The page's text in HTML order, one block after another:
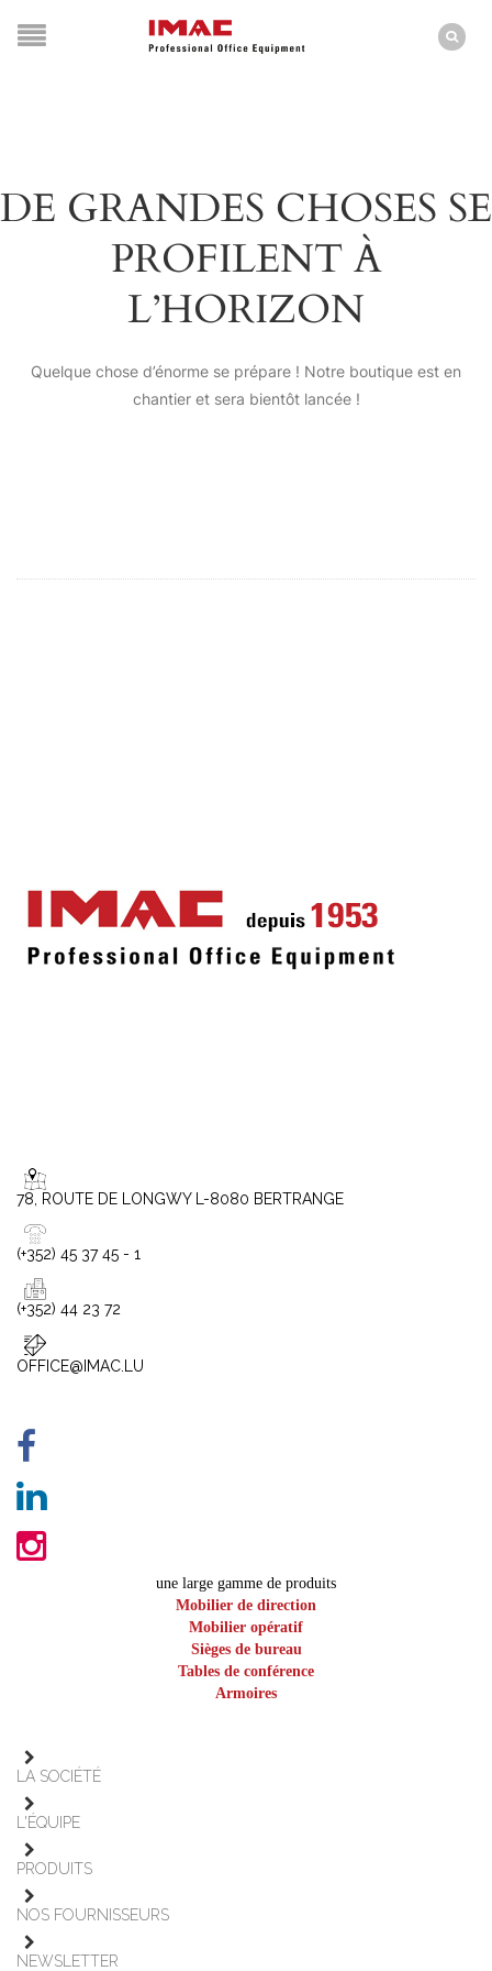
DE GRANDES CHOSES SE
PROFILENT À
L’HORIZON
Quelque chose d’énorme se prépare ! Notre boutique est en
chantier et sera bientôt lancée !
78, ROUTE DE LONGWY L-8080 BERTRANGE
(+352) 45 37 45 - 1
(+352) 44 23 72
OFFICE@IMAC.LU
une large gamme de produits
Mobilier de direction
Mobilier opératif
Sièges de bureau
Tables de conférence
Armoires
LA SOCIÉTÉ
L'ÉQUIPE
PRODUITS
NOS FOURNISSEURS
NEWSLETTER